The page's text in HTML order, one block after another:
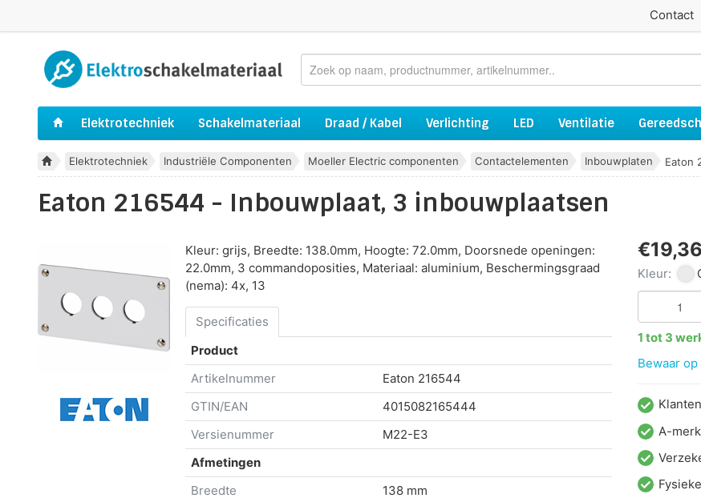
Contact
Elektrotechniek Schakelmateriaal Draad / Kabel Verlichting LED Ventilatie
Elektrotechniek Industriële Componenten Moeller Electric componenten Contactelementen Inbouwplaten Eaton
Eaton 216544 - Inbouwplaat, 3 inbouwplaatsen
Kleur: grijs, Breedte: 138.0mm, Hoogte: 72.0mm, Doorsnede openingen:
22.0mm, 3 commandoposities, Materiaal: aluminium, Beschermingsgraad
(nema): 4x, 13
Specificaties
Product
Artikelnummer
Eaton 216544
GTIN/EAN
4015082165444
Versienummer
M22-E3
Afmetingen
Breedte
138 mm
€19,36
Kleur:
1 tot 3
Bewaar
A-